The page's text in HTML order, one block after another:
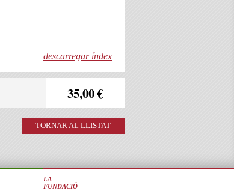
descarregar índex
35,00 €
TORNAR AL LLISTAT
LA
FUNDACIÓ